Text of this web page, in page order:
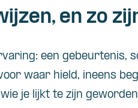
en zo
een gebeurtenis,
waar hield, ineens
je lijkt te zijn